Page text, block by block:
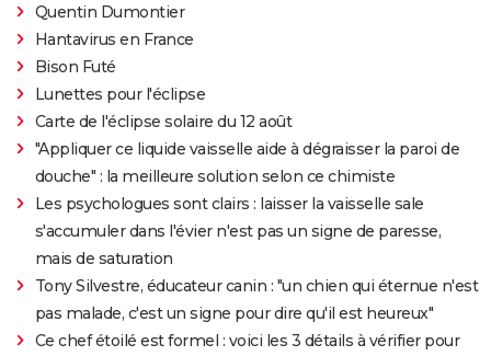
Quentin Dumontier
Hantavirus en France
Bison Futé
Lunettes pour l'éclipse
Carte de l'éclipse solaire du 12 août
"Appliquer ce liquide vaisselle aide à dégraisser la paroi de
douche" : la meilleure solution selon ce chimiste
Les psychologues sont clairs : laisser la vaisselle sale
s'accumuler dans l'évier n'est pas un signe de paresse,
mais de saturation
Tony Silvestre, éducateur canin : "un chien qui éternue n'est
pas malade, c'est un signe pour dire qu'il est heureux"
Ce chef étoilé est formel : voici les 3 détails à vérifier pour